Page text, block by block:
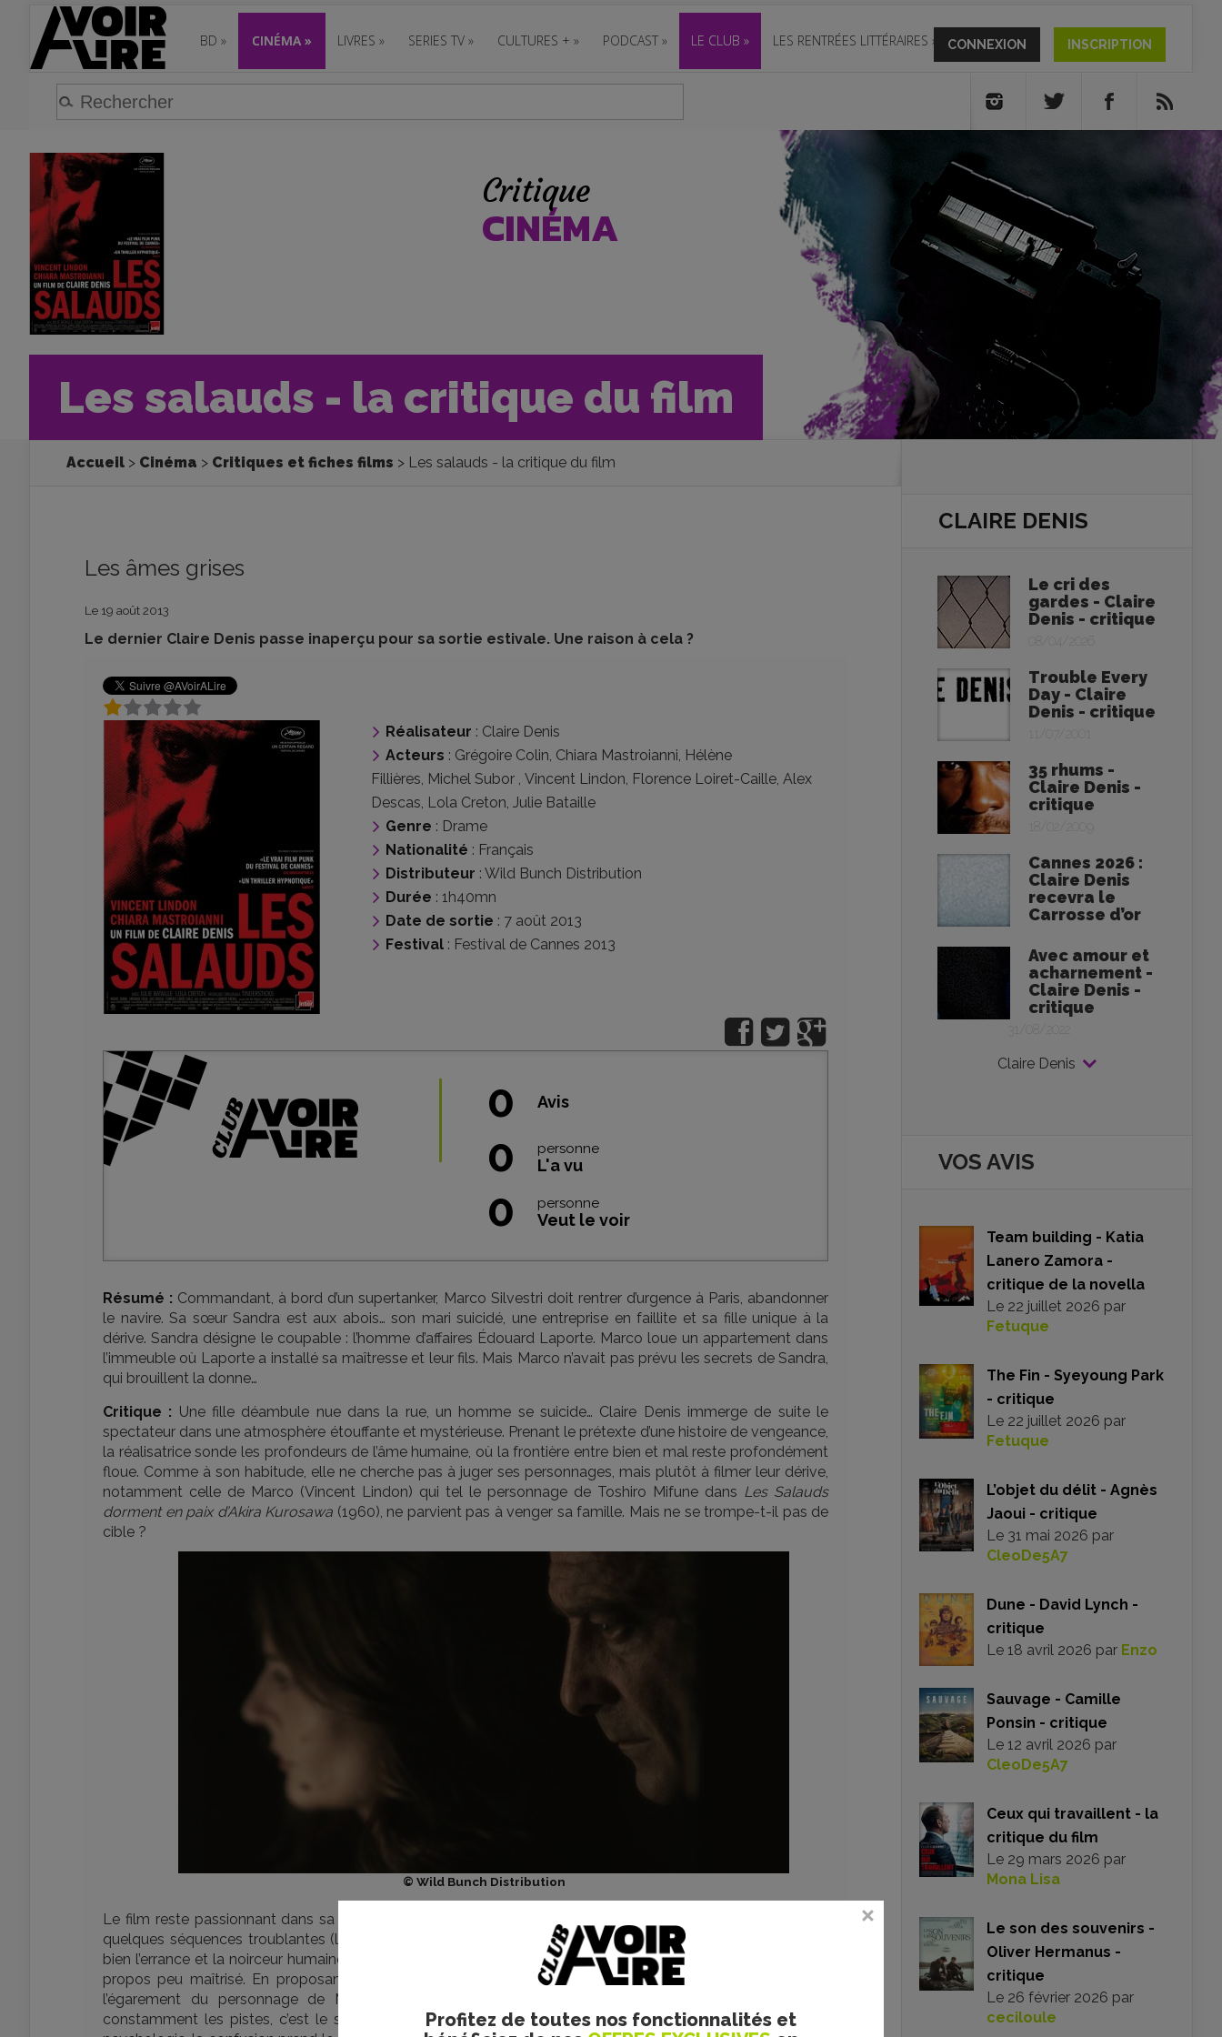
BD » CINÉMA » LIVRES » SERIES TV » CULTURES + » PODCAST » LE CLUB » LES RENTRÉES LITTÉRAIRES » CONNEXION INSCRIPTION
Profitez de toutes nos fonctionnalités et
Critique
CINÉMA
Les salauds - la critique du film
Accueil Cinéma Critiques et fiches films Les salauds - la critique du film
Les âmes grises
Le 19 août 2013
Le dernier Claire Denis passe inaperçu pour sa sortie estivale. Une raison à cela ?
Réalisateur : Claire Denis
Acteurs : Grégoire Colin, Chiara Mastroianni, Hélène
Fillières, Michel Subor , Vincent Lindon, Florence Loiret-Caille, Alex
Descas, Lola Creton, Julie Bataille
Genre : Drame
Nationalité : Français
Distributeur : Wild Bunch Distribution
Durée : 1h40mn
Date de sortie : 7 août 2013
Festival : Festival de Cannes 2013
0 Avis
0 personne
L'a vu
0 personne
Veut le voir
Résumé : Commandant, à bord d’un supertanker, Marco Silvestri doit rentrer d’urgence à Paris, abandonner
le navire. Sa sœur Sandra est aux abois… son mari suicidé, une entreprise en faillite et sa fille unique à la
dérive. Sandra désigne le coupable : l’homme d’affaires Édouard Laporte. Marco loue un appartement dans
l’immeuble où Laporte a installé sa maîtresse et leur fils. Mais Marco n’avait pas prévu les secrets de Sandra,
qui brouillent la donne…
Critique : Une fille déambule nue dans la rue, un homme se suicide… Claire Denis immerge de suite le
spectateur dans une atmosphère étouffante et mystérieuse. Prenant le prétexte d’une histoire de vengeance,
la réalisatrice sonde les profondeurs de l’âme humaine, où la frontière entre bien et mal reste profondément
floue. Comme à son habitude, elle ne cherche pas à juger ses personnages, mais plutôt à filmer leur dérive,
notamment celle de Marco (Vincent Lindon) qui tel le personnage de Toshiro Mifune dans Les Salauds
dorment en paix d’Akira Kurosawa (1960), ne parvient pas à venger sa famille. Mais ne se trompe-t-il pas de
cible ?
© Wild Bunch Distribution
Le film reste passionnant dans sa forme, magnifiée par la photographie rugueuse d’Agnès Godard, offrant
quelques séquences troublantes (le rêve de la mort de l’enfant). Peu de réalisateurs réussissent à filmer si
bien l’errance et la noirceur humaine. Cependant, le formalisme de Claire Denis a tendance à masquer ici un
propos peu maîtrisé. En proposant une narration morcelée via l’utilisation d’ellipses, la cinéaste souligne
l’égarement du personnage de Marco, qui navigue à vue tout du long. Mais comme elle brouille
constamment les pistes, c’est le spectateur qui s’égare. En effet, n’ayant que peu d’informations, aucune
CLAIRE DENIS
Le cri des
gardes - Claire
Denis - critique
08/04/2026
Trouble Every
Day - Claire
Denis - critique
35 rhums -
Claire Denis -
critique
18/02/2009
Cannes 2026 :
Claire Denis
recevra le
Carrosse d’or
Avec amour et
acharnement -
Claire Denis -
critique
31/08/2022
Claire Denis
VOS AVIS
Team building - Katia
Lanero Zamora -
critique de la novella
Le 22 juillet 2026 par
Fetuque
The Fin - Syeyoung Park
- critique
Le 22 juillet 2026 par
Fetuque
L’objet du délit - Agnès
Jaoui - critique
Le 31 mai 2026 par
CleoDe5A7
Dune - David Lynch -
critique
Le 18 avril 2026 par Enzo
Sauvage - Camille
Ponsin - critique
Le 12 avril 2026 par
CleoDe5A7
Ceux qui travaillent - la
critique du film
Le 29 mars 2026 par
Mona Lisa
Le son des souvenirs -
Oliver Hermanus -
critique
Le 26 février 2026 par
ceciloule